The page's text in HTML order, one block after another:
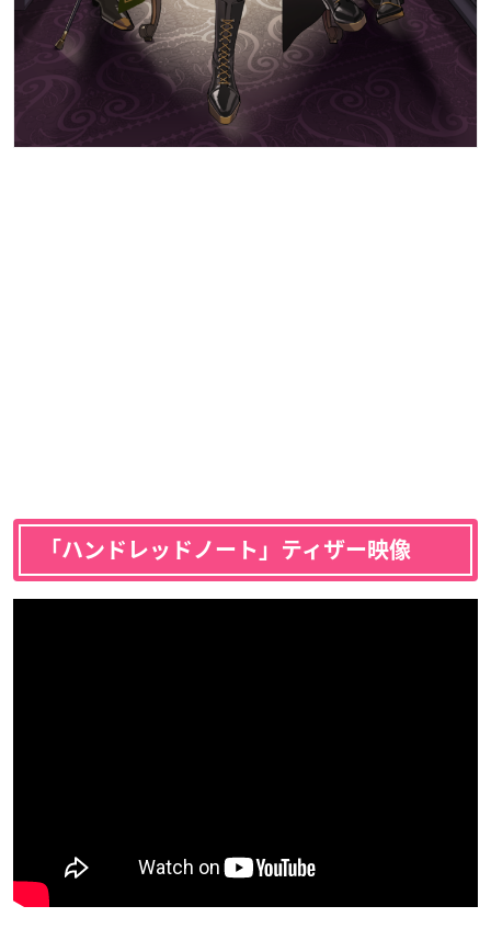
「 ハンドレッドノート 」ティザー映像